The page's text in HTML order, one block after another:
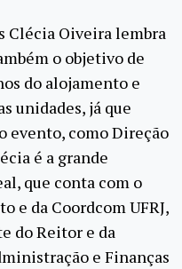
Clécia Oiveira lembra
o objetivo de
do alojamento e
unidades, já que
evento, como Direção
é a grande
que conta com o
e da Coordcom UFRJ,
do Reitor e da
e Finanças